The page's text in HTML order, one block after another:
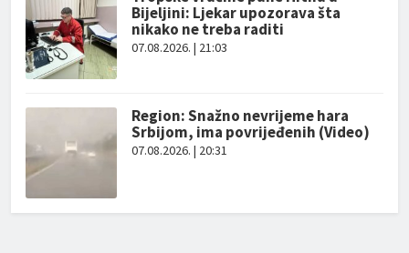
Bijeljini: Ljekar upozorava šta
nikako ne treba raditi
07.08.2026. | 21:03
Region: Snažno nevrijeme hara
Srbijom, ima povrijeđenih (Video)
07.08.2026. | 20:31